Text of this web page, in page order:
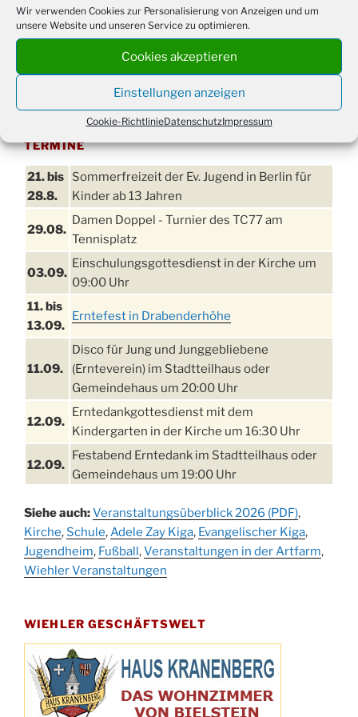
Wir verwenden Cookies zur Personalisierung von Anzeigen und um
unsere Website und unseren Service zu optimieren.
Cookies akzeptieren
Einstellungen anzeigen
Cookie-RichtlinieDatenschutzImpressum
TERMINE
21. bis
28.8.
Sommerfreizeit der Ev. Jugend in Berlin für
Kinder ab 13 Jahren
29.08.
Damen Doppel - Turnier des TC77 am
Tennisplatz
03.09.
Einschulungsgottesdienst in der Kirche um
09:00 Uhr
11. bis
13.09.
Erntefest in Drabenderhöhe
11.09.
Disco für Jung und Junggebliebene
(Ernteverein) im Stadtteilhaus oder
Gemeindehaus um 20:00 Uhr
12.09.
Erntedankgottesdienst mit dem
Kindergarten in der Kirche um 16:30 Uhr
12.09.
Festabend Erntedank im Stadtteilhaus oder
Gemeindehaus um 19:00 Uhr
13.09.
Stadtteilhaus um 14:00 Uhr
19.09.
Schlagerabend im Stadtteilhaus
Drabenderhöhe
Kinderbibeltag im Ev. Gemeindehaus von 10-
12 Uhr
09.10.
Afterwork-Andacht um 18:00 Uhr in der
Kirche
Siehe auch:Veranstaltungsüberblick 2026 (PDF),
Kirche, Schule,Adele Zay Kiga, Evangelischer Kiga,
Jugendheim, Fußball ,Veranstaltungen in der Artfarm,
Wiehler Veranstaltungen
WIEHLER GESCHÄFTSWELT